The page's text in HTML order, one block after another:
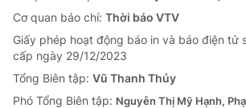
Cơ quan báo chí: Thời báo VTV
Giấy phép hoạt động báo in và báo điện tử
cấp ngày 29/12/2023
Tổng Biên tập: Vũ Thanh Thủy
Phó Tổng Biên tập: Nguyễn Thị Mỹ Hạnh,